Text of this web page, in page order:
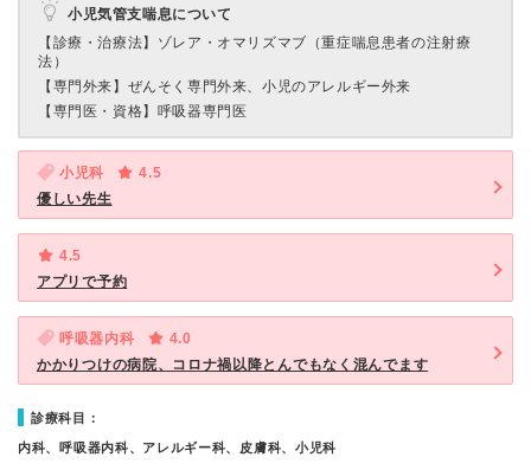
小児気管支喘息について
【診療・治療法】 ゾレア・オマリズマブ（重症喘息患者の注射療
法）
【専門外来】 ぜんそく専門外来、小児のアレルギー外来
【専門医・資格】 呼吸器専門医
小児科
4.5
優しい先生
4.5
アプリで予約
呼吸器内科
4.0
かかりつけの病院、コロナ禍以降とんでもなく混んでます
診療科目：
内科、呼吸器内科、アレルギー科、皮膚科、小児科